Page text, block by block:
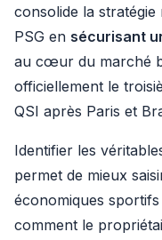
consolide la
PSG en sécurisant
au cœur du marché
officiellement le
QSI après Paris et
Identifier les
permet de mieux
économiques
comment le